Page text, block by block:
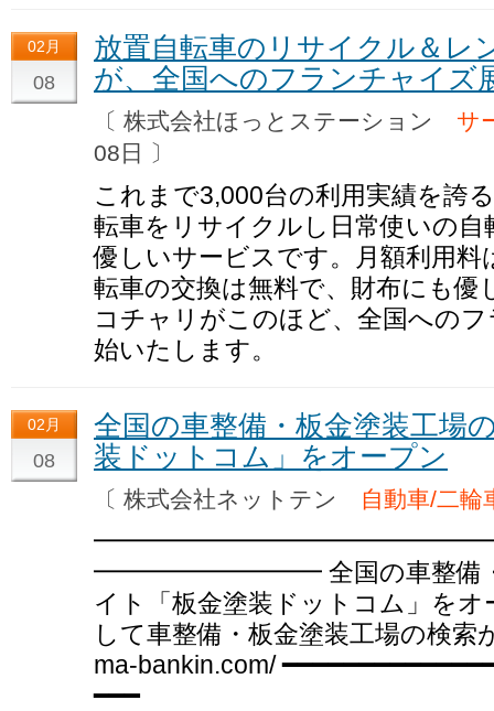
02月
08
放置自転車のリサイクル＆レ
が、全国へのフランチャイズ
〔 株式会社ほっとステーション サ
08日 〕
これまで3,000台の利用実績を誇
転車をリサイクルし日常使いの
優しいサービスです。月額利用料
転車の交換は無料で、財布にも
コチャリがこのほど、全国への
始いたします。
02月
08
全国の車整備・板金塗装工場
装ドットコム」をオープン
〔 株式会社ネットテン 自動車/二輪
━━━━━━━━━ 全国の車整備・
イト「板金塗装ドットコム」を
して車整備・板金塗装工場の検索
ma-bankin.com/
━━━